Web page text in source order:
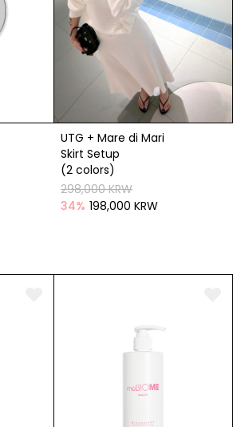
UTG + Mare di Mari
Skirt Setup
(2 colors)
298,000 KRW
34% 198,000 KRW